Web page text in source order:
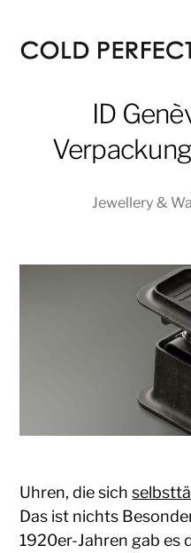
PERFECTION
ID
Jewellery &
Uhren, die sich
Das ist nichts
1920er-Jahren gab es